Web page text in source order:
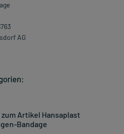
AG
Artikel Hansaplast
Bandage